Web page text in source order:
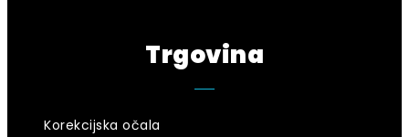
Trgovina
Korekcijska očala